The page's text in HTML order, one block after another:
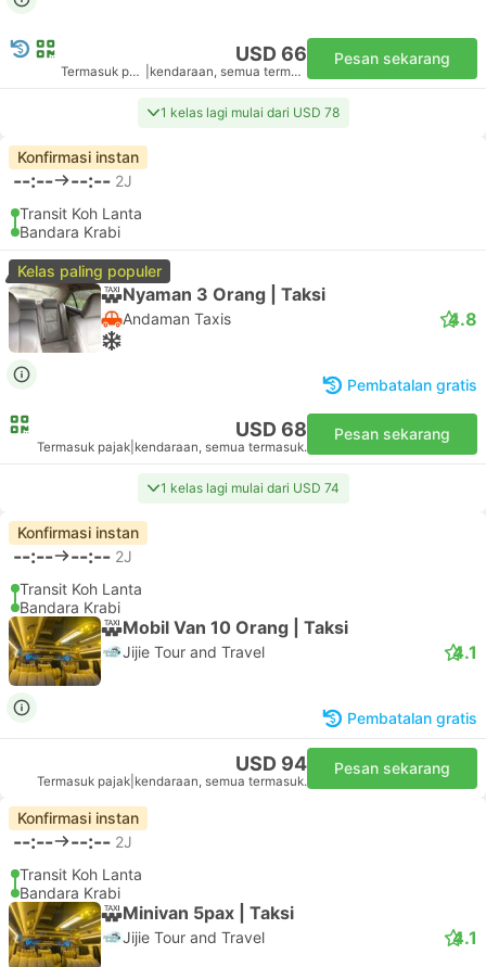
USD 66
Termasuk pajak kendaraan, semua termasuk.
Pesan sekarang
1 kelas lagi mulai dari USD 78
Konfirmasi instan
--:-- --:-- 2J
Transit Koh Lanta
Bandara Krabi
Kelas paling populer
Nyaman 3 Orang | Taksi
Andaman Taxis 4.8
Pembatalan gratis
USD 68
Termasuk pajak kendaraan, semua termasuk.
Pesan sekarang
1 kelas lagi mulai dari USD 74
Konfirmasi instan
--:-- --:-- 2J
Transit Koh Lanta
Bandara Krabi
Mobil Van 10 Orang | Taksi
Jijie Tour and Travel 4.1
Pembatalan gratis
USD 94
Termasuk pajak kendaraan, semua termasuk.
Pesan sekarang
Konfirmasi instan
--:-- --:-- 2J
Transit Koh Lanta
Bandara Krabi
Minivan 5pax | Taksi
Jijie Tour and Travel 4.1